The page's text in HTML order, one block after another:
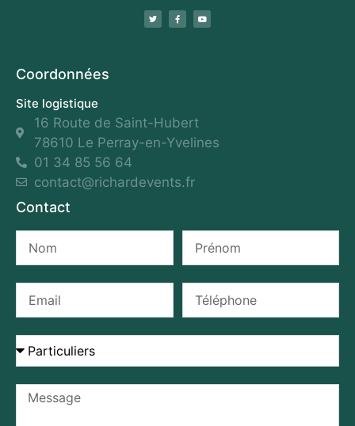
Coordonnées
Site logistique
16 Route de Saint-Hubert
78610 Le Perray-en-Yvelines
01 34 85 56 64
contact@richardevents.fr
Contact